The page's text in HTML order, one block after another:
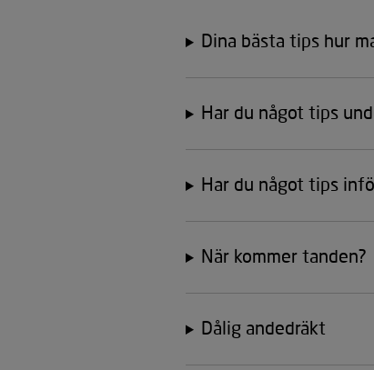
Dina bästa tips hur
Har du något tips
Har du något tips
När kommer tanden?
Dålig andedräkt